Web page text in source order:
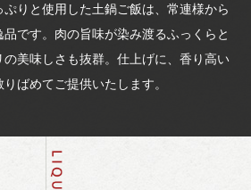
りと使用した土鍋ご飯は、常連様から
です。肉の旨味が染み渡るふっくらと
の美味しさも抜群。仕上げに、香り高い
ばめてご提供いたします。